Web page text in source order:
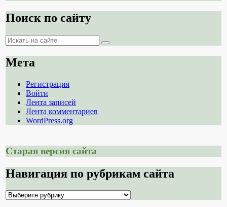
Поиск по сайту
Поиск
Поиск
Мета
Регистрация
Войти
Лента записей
Лента комментариев
WordPress.org
Старая версия сайта
Навигация по рубрикам сайта
Навигация